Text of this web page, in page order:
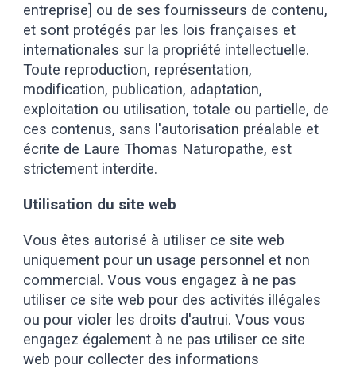
entreprise] ou de ses fournisseurs de contenu,
et sont protégés par les lois françaises et
internationales sur la propriété intellectuelle.
Toute reproduction, représentation,
modification, publication, adaptation,
exploitation ou utilisation, totale ou partielle, de
ces contenus, sans l'autorisation préalable et
écrite de Laure Thomas Naturopathe, est
strictement interdite.
Utilisation du site web
Vous êtes autorisé à utiliser ce site web
uniquement pour un usage personnel et non
commercial. Vous vous engagez à ne pas
utiliser ce site web pour des activités illégales
ou pour violer les droits d'autrui. Vous vous
engagez également à ne pas utiliser ce site
web pour collecter des informations